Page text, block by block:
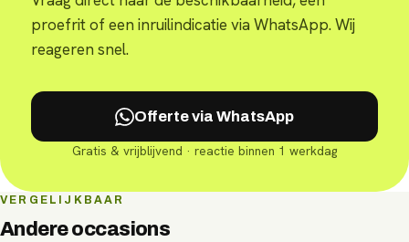
proefrit of een inruilindicatie via WhatsApp. Wij
reageren snel.
Offerte via WhatsApp
Gratis & vrijblijvend · reactie binnen 1 werkdag
VERGELIJKBAAR
Andere occasions